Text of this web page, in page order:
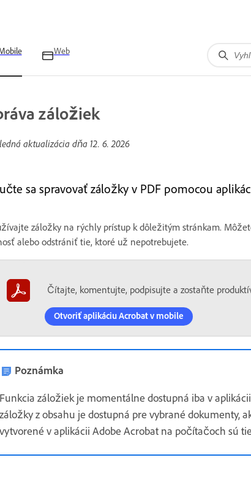
Web
záložiek
aktualizácia dňa 12. 6. 2026
sa spravovať záložky v PDF pomocou
záložky na rýchly prístup k dôležitým stránkam.
alebo odstrániť tie, ktoré už nepotrebujete.
Čítajte, komentujte, podpisujte a zostaňte
Otvoriť aplikáciu Acrobat v mobile
Poznámka
Funkcia záložiek je momentálne dostupná iba v
záložky z obsahu je dostupná pre vybrané dokumenty,
vytvorené v aplikácii Adobe Acrobat na počítačoch sú